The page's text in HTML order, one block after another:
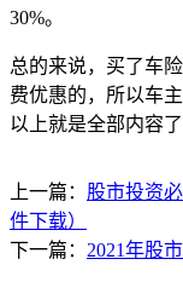
30%。
总的来说，买了车
费优惠的，所以车
以上就是全部内容
上一篇： 股市投资
件下载）
下一篇： 2021年股